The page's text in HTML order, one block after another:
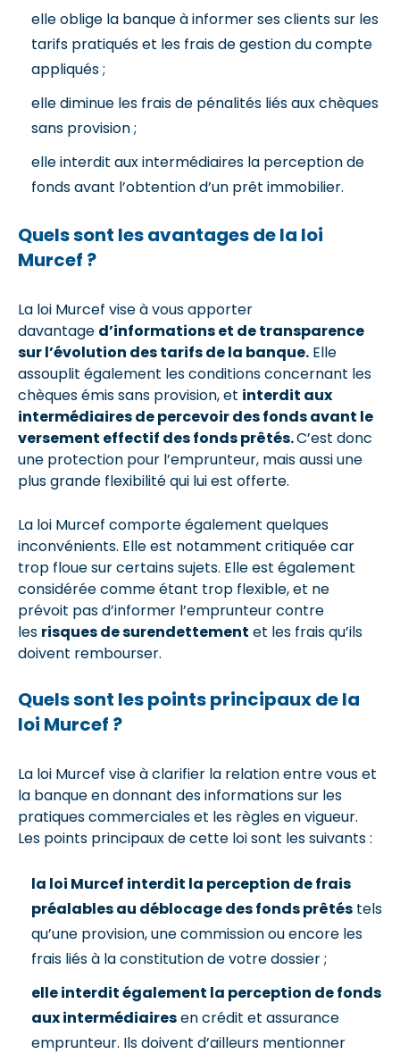
elle oblige la banque à informer ses clients sur les
tarifs pratiqués et les frais de gestion du compte
appliqués ;
elle diminue les frais de pénalités liés aux chèques
sans provision ;
elle interdit aux intermédiaires la perception de
fonds avant l’obtention d’un prêt immobilier.
Quels sont les avantages de la loi
Murcef ?
La loi Murcef vise à vous apporter
davantage d’informations et de transparence
sur l’évolution des tarifs de la banque. Elle
assouplit également les conditions concernant les
chèques émis sans provision, et interdit aux
intermédiaires de percevoir des fonds avant le
versement effectif des fonds prêtés.C’est donc
une protection pour l’emprunteur, mais aussi une
plus grande flexibilité qui lui est offerte.
La loi Murcef comporte également quelques
inconvénients. Elle est notamment critiquée car
trop floue sur certains sujets. Elle est également
considérée comme étant trop flexible, et ne
prévoit pas d’informer l’emprunteur contre
les risques de surendettement et les frais qu’ils
doivent rembourser.
Quels sont les points principaux de la
loi Murcef ?
La loi Murcef vise à clarifier la relation entre vous et
la banque en donnant des informations sur les
pratiques commerciales et les règles en vigueur.
Les points principaux de cette loi sont les suivants :
la loi Murcef interdit la perception de frais
préalables au déblocage des fonds prêtés tels
qu’une provision, une commission ou encore les
frais liés à la constitution de votre dossier ;
elle interdit également la perception de fonds
aux intermédiairesen crédit et assurance
emprunteur. Ils doivent d’ailleurs mentionner